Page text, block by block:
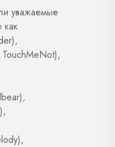
уважаемые
как